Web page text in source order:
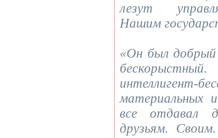
лезут
Нашим
«Он был добрый
материальных
все отдавал
друзьям.